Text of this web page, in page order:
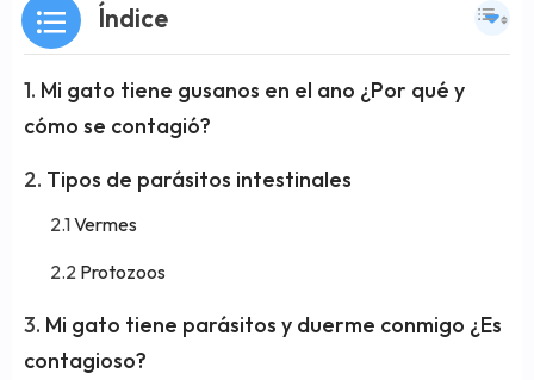
Índice
Mi gato tiene gusanos en el ano ¿Por qué y
cómo se contagió?
Tipos de parásitos intestinales
Vermes
Protozoos
Mi gato tiene parásitos y duerme conmigo ¿Es
contagioso?